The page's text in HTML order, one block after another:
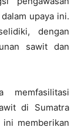
upaya ini.
dengan
sawit dan
memfasilitasi
di Sumatra
ini memberikan